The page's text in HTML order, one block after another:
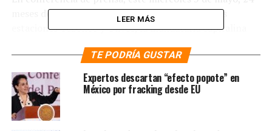
meses después del desplome de la trabe entre las
estaciones Tezonco y Olivos, la mandataria capitalina
aseguró que como se comprometió, “desde el primer día
hemos estado atendiendo a las víctimas con un grupo
muy grande de servidores públicos” porque afirmó,
“siempre nos vamos a comprometer con las víctimas y
la justicia”.
LEER MÁS
TE PODRÍA GUSTAR
Expertos descartan “efecto popote” en
México por fracking desde EU